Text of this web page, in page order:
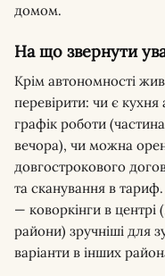
домом.
На що звернути
Крім автономності
перевірити: чи є
графік роботи
вечора), чи можна
довгострокового
та сканування в
— коворкінги в центрі
райони) зручніші для
варіанти в інших